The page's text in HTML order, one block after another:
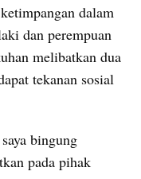
dalam
dan perempuan
melibatkan dua
tekanan sosial
bingung
pada pihak